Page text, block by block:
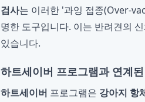
검사는 이러한 '과잉 접종(Over-
명한 도구입니다. 이는 반려견의
있습니다.
하트세이버 프로그램과 연계
하트세이버 프로그램은 강아지 항